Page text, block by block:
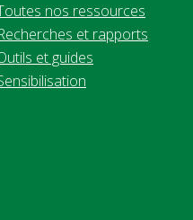
nos ressources
et rapports
et guides